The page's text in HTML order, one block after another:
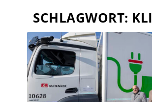
SCHLAGWORT: